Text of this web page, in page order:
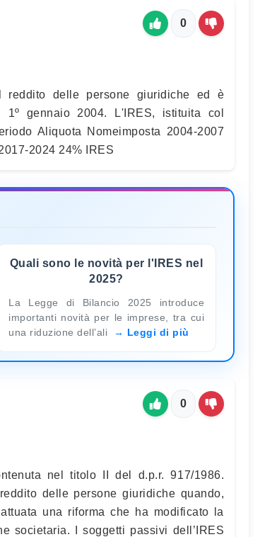
0
reddito delle persone giuridiche ed è
gennaio 2004. L'IRES, istituita col
Aliquota Nomeimposta 2004-2007
2024 24% IRES
Quali sono le novità per l'IRES nel
2025?
La Legge di Bilancio 2025 introduce
importanti novità per le imprese, tra cui
una riduzione dell’ali
Leggi di più
0
nel titolo II del d.p.r. 917/1986.
delle persone giuridiche quando,
una riforma che ha modificato la
societaria. I soggetti passivi dell’IRES